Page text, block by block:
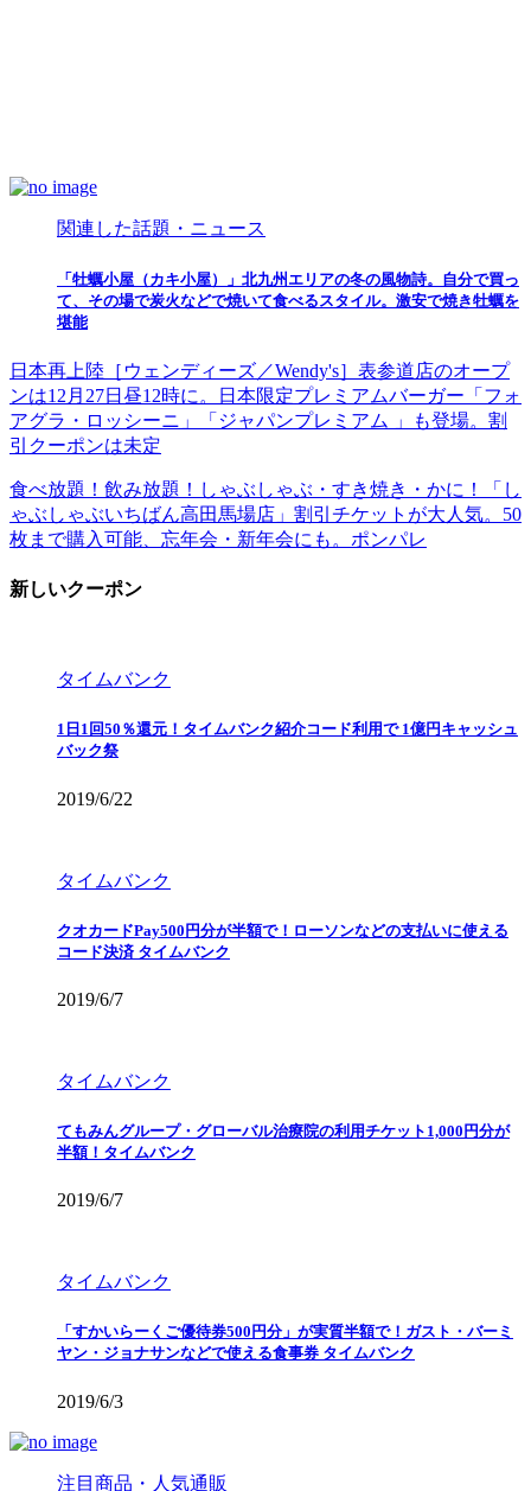
関連した話題・ニュース
「牡蠣小屋（カキ小屋）」北九州エリアの冬の風物詩。自分で買っ
て、その場で炭火などで焼いて食べるスタイル。激安で焼き牡蠣を
堪能
日本再上陸［ウェンディーズ／Wendy's］表参道店のオープ
ンは12月27日昼12時に。日本限定プレミアムバーガー「フォ
アグラ・ロッシーニ」「ジャパンプレミアム 」も登場。割
引クーポンは未定
食べ放題！飲み放題！しゃぶしゃぶ・すき焼き・かに！「し
ゃぶしゃぶいちばん高田馬場店」割引チケットが大人気。50
枚まで購入可能、忘年会・新年会にも。ポンパレ
新しいクーポン
タイムバンク
1日1回50％還元！タイムバンク紹介コード利用で 1億円キャッシュ
バック祭
2019/6/22
タイムバンク
クオカードPay500円分が半額で！ローソンなどの支払いに使える
コード決済 タイムバンク
2019/6/7
タイムバンク
てもみんグループ・グローバル治療院の利用チケット1,000円分が
半額！タイムバンク
2019/6/7
タイムバンク
「すかいらーくご優待券500円分」が実質半額で！ガスト・バーミ
ヤン・ジョナサンなどで使える食事券 タイムバンク
2019/6/3
注目商品・人気通販